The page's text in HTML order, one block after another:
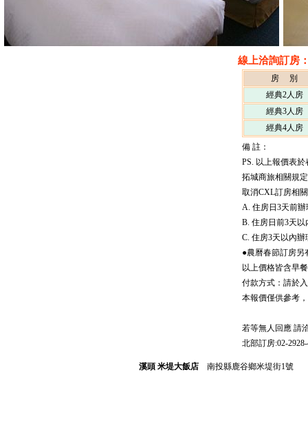
線上洽詢訂房
房 別
經典2人房
經典3人房
經典4人房
備 註：
PS. 以上報價表
拓城商旅相關規
取消CXL訂房相
A. 住房日3天前
B. 住房日前3天
C. 住房3天以內
●農曆春節訂房另
以上價格皆含早餐
付款方式：請於
本報價僅供參考
若等無人回應 請
北部訂房:02-
溪頭 米堤大飯店 南投縣鹿谷鄉米堤街1號